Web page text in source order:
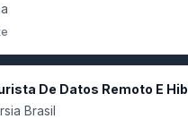
De Datos Remoto E
Brasil